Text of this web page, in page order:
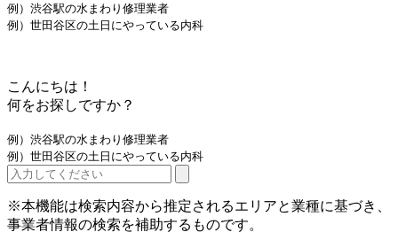
例）渋谷駅の水まわり修理業者
例）世田谷区の土日にやっている内科
こんにちは！
何をお探しですか？
例）渋谷駅の水まわり修理業者
例）世田谷区の土日にやっている内科
※本機能は検索内容から推定されるエリアと業種に基づき、
事業者情報の検索を補助するものです。